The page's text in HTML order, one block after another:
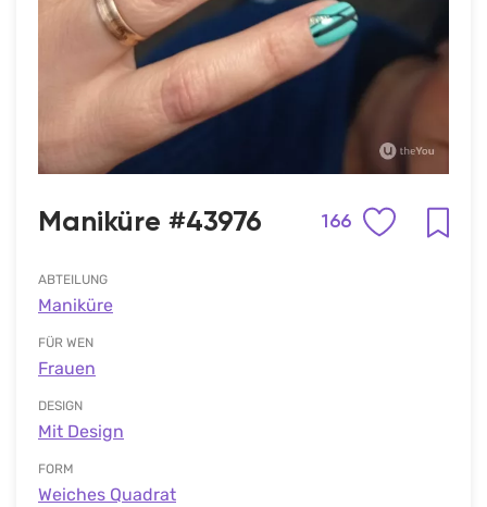
Maniküre #43976 166
ABTEILUNG
Maniküre
FÜR WEN
Frauen
DESIGN
Mit Design
FORM
Weiches Quadrat